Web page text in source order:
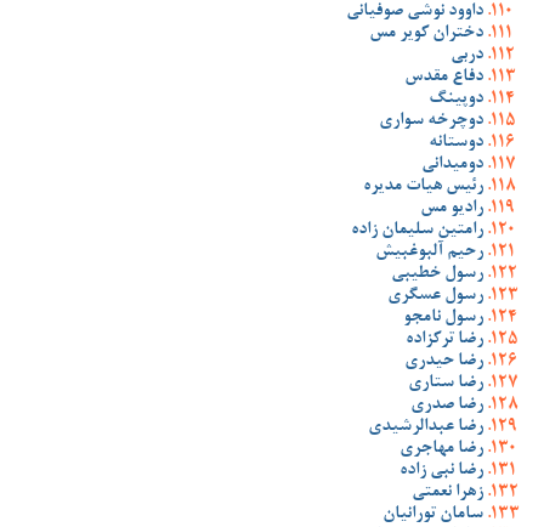
داوود نوشی صوفیانی
دختران کویر مس
دربی
دفاع مقدس
دوپینگ
دوچرخه سواری
دوستانه
دومیدانی
رئیس هیات مدیره
رادیو مس
رامتین سلیمان زاده
رحیم آلبوغبیش
رسول خطیبی
رسول عسگری
رسول نامجو
رضا ترکزاده
رضا حیدری
رضا ستاری
رضا صدری
رضا عبدالرشیدی
رضا مهاجری
رضا نبی زاده
زهرا نعمتی
سامان تورانیان